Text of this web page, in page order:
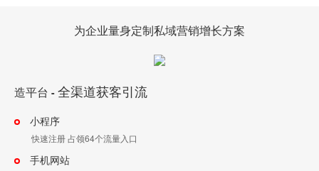
为企业量身定制私域营销增长方案
造平台 - 全渠道获客引流
小程序
快速注册 占领64个流量入口
手机网站